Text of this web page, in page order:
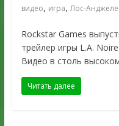
видео, игра,Лос-
Rockstar Games
трейлер игры L.A.
Видео в столь
Читать далее